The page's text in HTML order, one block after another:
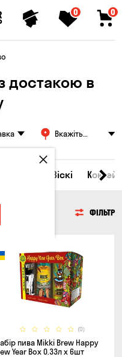
0 0
достакою в
Вкажіть
Віскі
ФІЛЬТР
(0)
пива Mikki Brew Happy
Year Box 0.33л x 6шт